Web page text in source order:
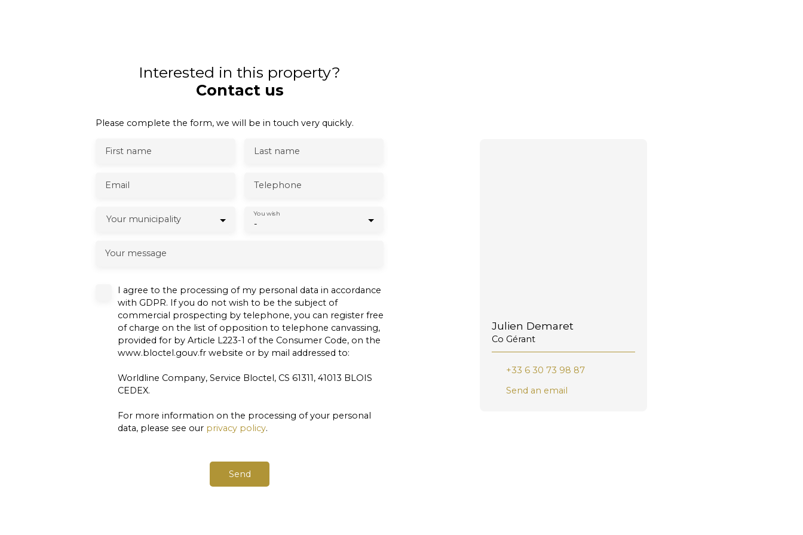
Interested in this property?
Contact us
Please complete the form, we will be in touch very quickly.
First name Last name
Email Telephone
Your municipality -
You wish
Your message
I agree to the processing of my personal data in accordance
with GDPR. If you do not wish to be the subject of
commercial prospecting by telephone, you can register free
of charge on the list of opposition to telephone canvassing,
provided for by Article L223-1 of the Consumer Code, on the
www.bloctel.gouv.fr website or by mail addressed to:
Worldline Company, Service Bloctel, CS 61311, 41013 BLOIS
CEDEX.
For more information on the processing of your personal
data, please see our privacy policy.
Send
Julien Demaret
Co Gérant
+33 6 30 73 98 87
Send an email